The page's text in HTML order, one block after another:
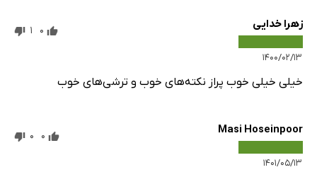
زهرا خدایی
۱۴۰۰/۰۲/۱۳
0
1
خیلی خیلی خوب پراز نکته‌های خوب و ترشی‌های خوب
Masi Hoseinpoor
۱۴۰۱/۰۵/۱۳
0
0